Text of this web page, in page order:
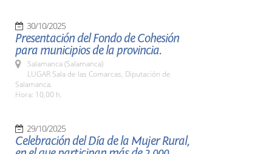
30/10/2025
Presentación del Fondo de Cohesión
para municipios de la provincia.
Salamanca (Salamanca)
LUGAR Sala de las Comarcas, Diputación de
Salamanca.
Hora: 10,00 h.
29/10/2025
Celebración del Día de la Mujer Rural,